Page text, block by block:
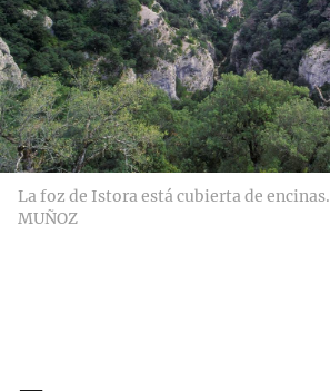
La foz de Istora está cubierta de encinas.
MUÑOZ